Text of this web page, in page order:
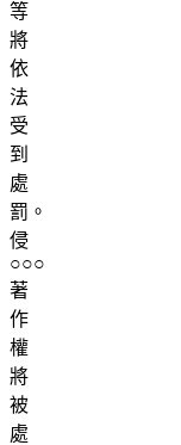
等
將
依
法
受
到
處
罰。
侵
○○○
著
作
權
將
被
處